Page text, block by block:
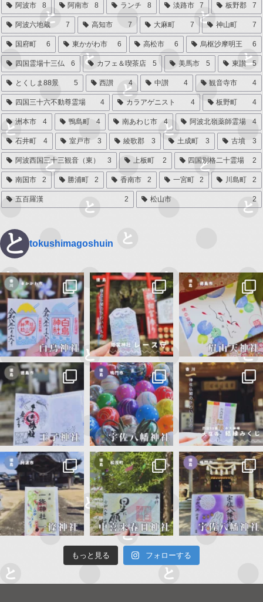
阿波市 8 阿南市 8 ランチ 8 淡路市 7 板野郡 7
阿波六地蔵 7 高知市 7 大麻町 7 神山町 7
国府町 6 東かがわ市 6 高松市 6 烏枢沙摩明王 6
四国霊場十三仏 6 カフェ＆喫茶店 5 美馬市 5 東讃 5
とくしま88景 5 西讃 4 中讃 4 観音寺市 4
四国三十六不動尊霊場 4 カラアゲニスト 4 板野町 4
洲本市 4 鴨島町 4 南あわじ市 4 阿波北嶺薬師霊場 4
石井町 4 室戸市 3 綾歌郡 3 土成町 3 古墳 3
阿波西国三十三観音（東） 3 上板町 2 四国別格二十霊場 2
南国市 2 勝浦町 2 香南市 2 一宮町 2 川島町 2
五百羅漢 2 松山市 2
tokushimagoshuin
もっと見る フォローする